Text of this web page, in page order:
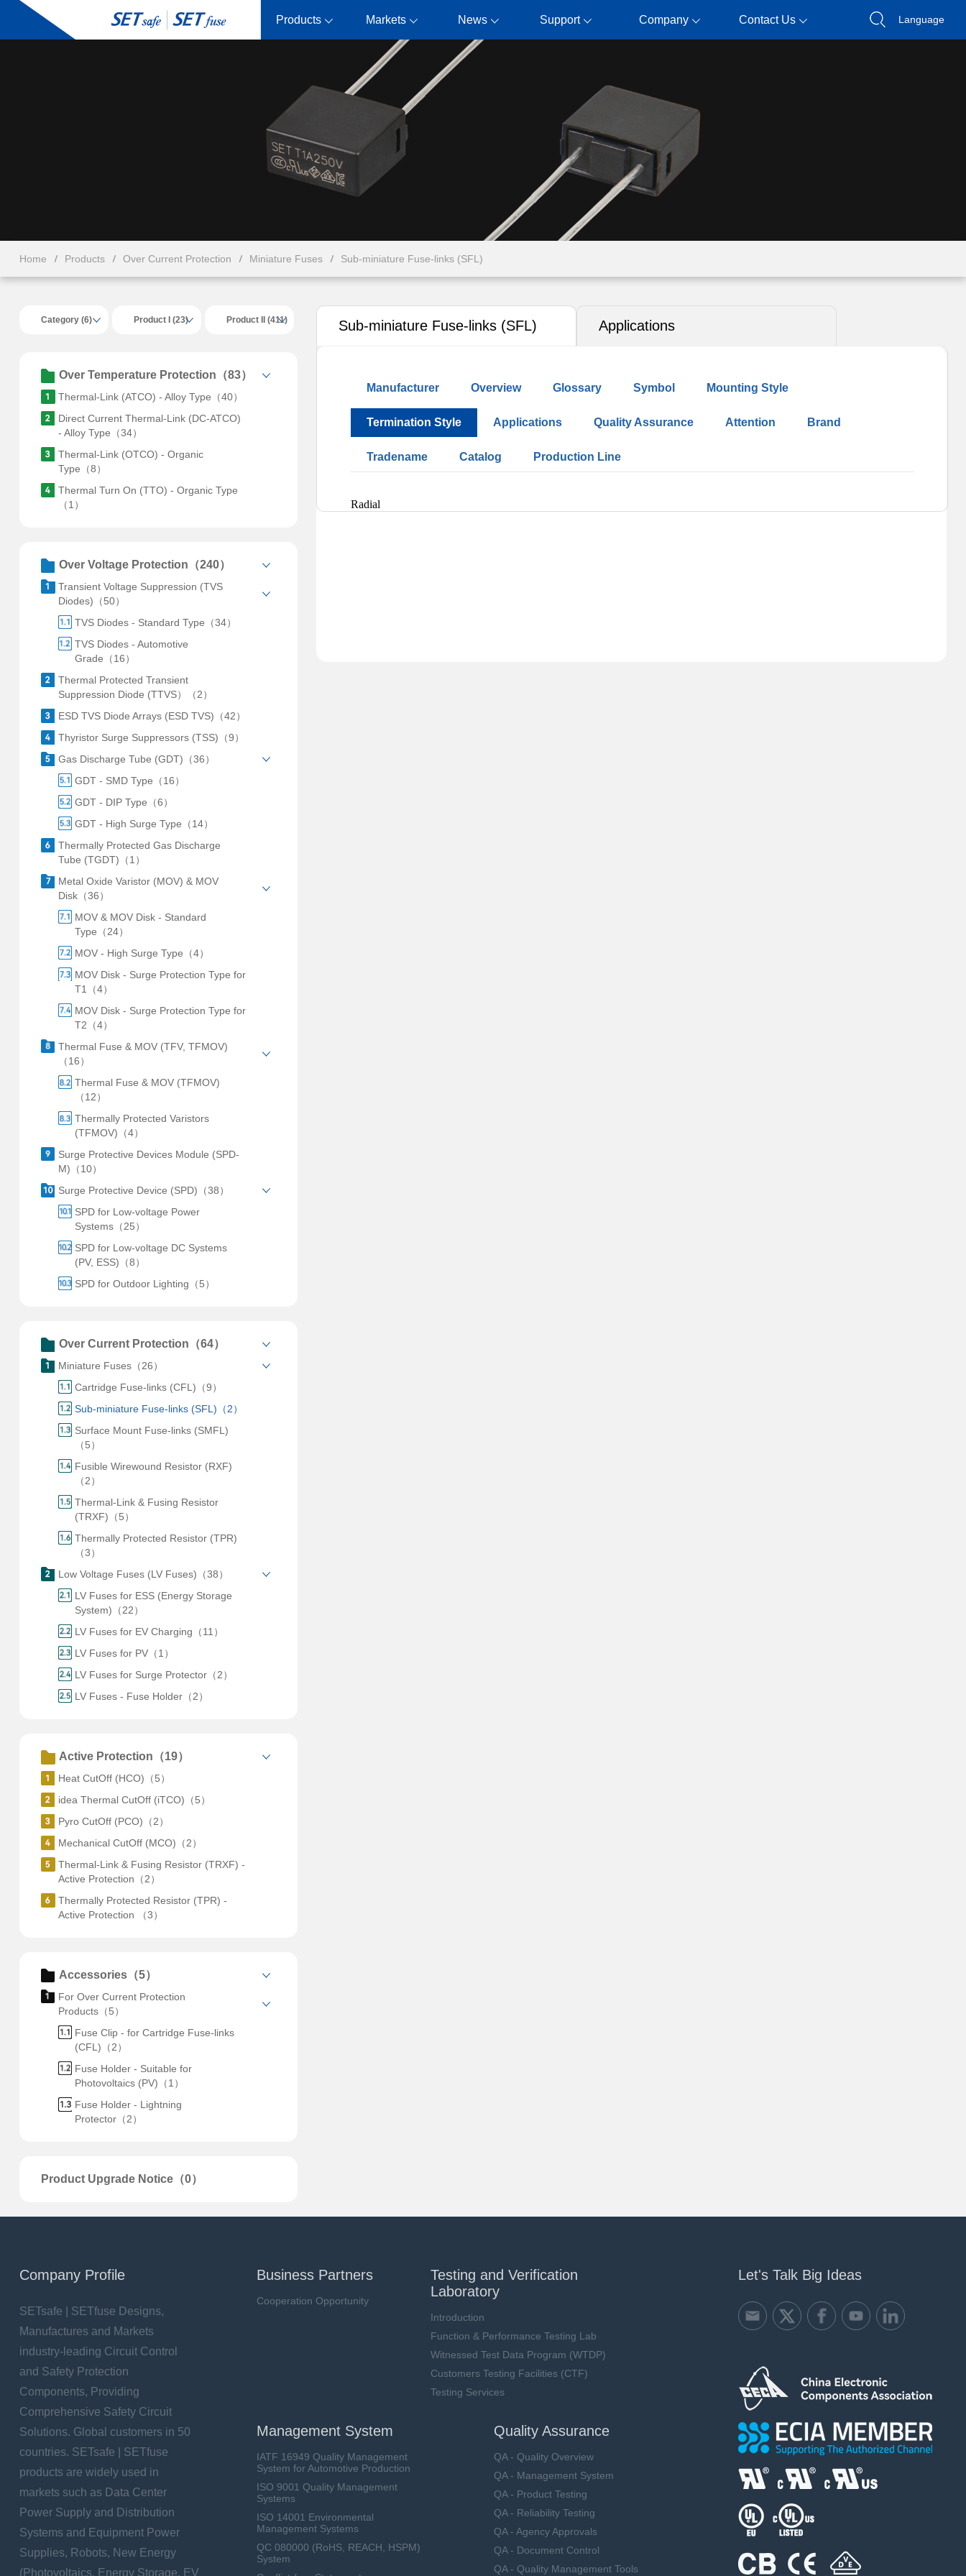
Products Markets News Support Company Contact Us Language
Home Products Over Current Protection Miniature Fuses Sub-miniature Fuse-links (SFL)
Category (6) Product I (23) Product II (411)
Over Temperature Protection（83）
Thermal-Link (ATCO) - Alloy Type（40）
Direct Current Thermal-Link (DC-ATCO)
- Alloy Type（34）
Thermal-Link (OTCO) - Organic
Type（8）
Thermal Turn On (TTO) - Organic Type
（1）
Over Voltage Protection（240）
Transient Voltage Suppression (TVS
Diodes)（50）
TVS Diodes - Standard Type（34）
TVS Diodes - Automotive
Grade（16）
Thermal Protected Transient
Suppression Diode (TTVS）（2）
ESD TVS Diode Arrays (ESD TVS)（42）
Thyristor Surge Suppressors (TSS)（9）
Gas Discharge Tube (GDT)（36）
GDT - SMD Type（16）
GDT - DIP Type（6）
GDT - High Surge Type（14）
Thermally Protected Gas Discharge
Tube (TGDT)（1）
Metal Oxide Varistor (MOV) & MOV
Disk（36）
MOV & MOV Disk - Standard
Type（24）
MOV - High Surge Type（4）
MOV Disk - Surge Protection Type for
T1（4）
MOV Disk - Surge Protection Type for
T2（4）
Thermal Fuse & MOV (TFV, TFMOV)
（16）
Thermal Fuse & MOV (TFMOV)
（12）
Thermally Protected Varistors
(TFMOV)（4）
Surge Protective Devices Module (SPD-
M)（10）
Surge Protective Device (SPD)（38）
SPD for Low-voltage Power
Systems（25）
SPD for Low-voltage DC Systems
(PV, ESS)（8）
SPD for Outdoor Lighting（5）
Over Current Protection（64）
Miniature Fuses（26）
Cartridge Fuse-links (CFL)（9）
Sub-miniature Fuse-links (SFL)（2）
Surface Mount Fuse-links (SMFL)
（5）
Fusible Wirewound Resistor (RXF)
（2）
Thermal-Link & Fusing Resistor
(TRXF)（5）
Thermally Protected Resistor (TPR)
（3）
Low Voltage Fuses (LV Fuses)（38）
LV Fuses for ESS (Energy Storage
System)（22）
LV Fuses for EV Charging（11）
LV Fuses for PV（1）
LV Fuses for Surge Protector（2）
LV Fuses - Fuse Holder（2）
Active Protection（19）
Heat CutOff (HCO)（5）
idea Thermal CutOff (iTCO)（5）
Pyro CutOff (PCO)（2）
Mechanical CutOff (MCO)（2）
Thermal-Link & Fusing Resistor (TRXF) -
Active Protection（2）
Thermally Protected Resistor (TPR) -
Active Protection （3）
Accessories（5）
For Over Current Protection
Products（5）
Fuse Clip - for Cartridge Fuse-links
(CFL)（2）
Fuse Holder - Suitable for
Photovoltaics (PV)（1）
Fuse Holder - Lightning
Protector（2）
Product Upgrade Notice（0）
Sub-miniature Fuse-links (SFL) Applications
Manufacturer Overview Glossary Symbol Mounting Style
Termination Style Applications Quality Assurance Attention Brand
Tradename Catalog Production Line
Radial
Company Profile
SETsafe | SETfuse Designs,
Manufactures and Markets
industry-leading Circuit Control
and Safety Protection
Components, Providing
Comprehensive Safety Circuit
Solutions. Global customers in 50
countries. SETsafe | SETfuse
products are widely used in
markets such as Data Center
Power Supply and Distribution
Systems and Equipment Power
Supplies, Robots, New Energy
(Photovoltaics, Energy Storage, EV
Business Partners
Cooperation Opportunity
Testing and Verification
Laboratory
Introduction
Function & Performance Testing Lab
Witnessed Test Data Program (WTDP)
Customers Testing Facilities (CTF)
Testing Services
Management System
IATF 16949 Quality Management
System for Automotive Production
ISO 9001 Quality Management
Systems
ISO 14001 Environmental
Management Systems
QC 080000 (RoHS, REACH, HSPM)
System
Quality Assurance
QA - Quality Overview
QA - Management System
QA - Product Testing
QA - Reliability Testing
QA - Agency Approvals
QA - Document Control
QA - Quality Management Tools
Let's Talk Big Ideas